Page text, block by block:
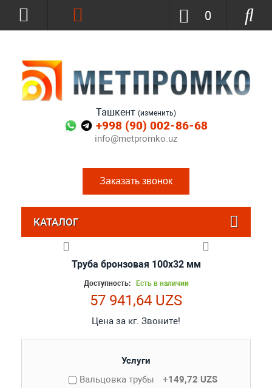
Ташкент (изменить)
+998 (90) 002-86-68
info@metpromko.uz
Заказать звонок
0
КАТАЛОГ
Труба бронзовая 100x32 мм
Доступность: Есть в наличии
57 941,64 UZS
Цена за кг. Звоните!
Услуги
Вальцовка трубы
+149,72 UZS